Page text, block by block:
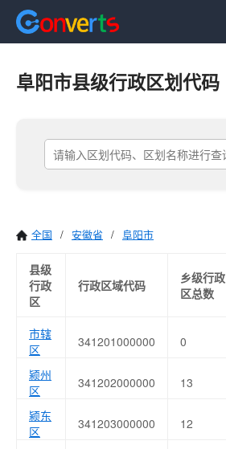
阜阳市县级行政区划代码
全国 / 安徽省 / 阜阳市
县级
行政
区
行政区域代码
乡级行政
区总数
市辖
区
341201000000 0
颍州
区
341202000000 13
颍东
区
341203000000 12